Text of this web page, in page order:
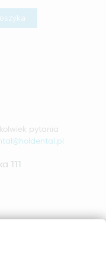
pytania
111